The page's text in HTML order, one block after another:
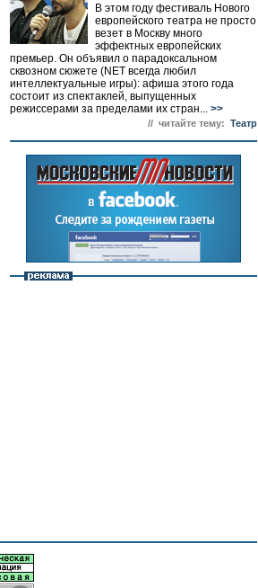
В этом году фестиваль Нового
европейского театра не просто
везет в Москву много
эффектных европейских
премьер. Он объявил о парадоксальном
сквозном сюжете (NET всегда любил
интеллектуальные игры): афиша этого года
состоит из спектаклей, выпущенных
режиссерами за пределами их стран... >>
// читайте тему: Театр